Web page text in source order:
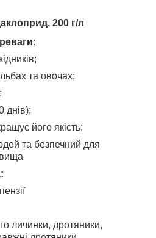
200 г/л
:
та овочах;
днів);
його якість;
та безпечний для
личинки, дротяники,